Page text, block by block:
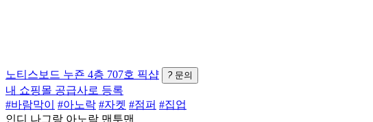
노티스보드 누죤 4층 707호 픽샵 ? 문의
내 쇼핑몰 공급사로 등록
#바람막이
#아노락 #자켓 #점퍼 #집업
인디 나그랑 아노락 맨투맨